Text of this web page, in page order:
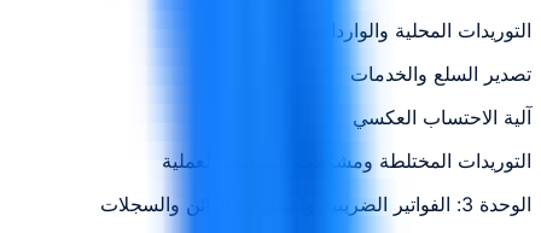
التوريدات المحلية والواردات
تصدير السلع والخدمات
آلية الاحتساب العكسي
التوريدات المختلطة ومشكلات التصنيف العملية
الوحدة 3: الفواتير الضريبية وإشعارات الدائن والسجلات